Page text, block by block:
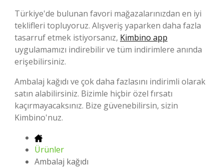
Türkiye'de bulunan favori mağazalarınızdan en iyi
teklifleri topluyoruz. Alışveriş yaparken daha fazla
tasarruf etmek istiyorsanız, Kimbino app
uygulamamızı indirebilir ve tüm indirimlere anında
erişebilirsiniz.
Ambalaj kağıdı ve çok daha fazlasını indirimli olarak
satın alabilirsiniz. Bizimle hiçbir özel fırsatı
kaçırmayacaksınız. Bize güvenebilirsin, sizin
Kimbino'nuz.
Ürünler
Ambalaj kağıdı